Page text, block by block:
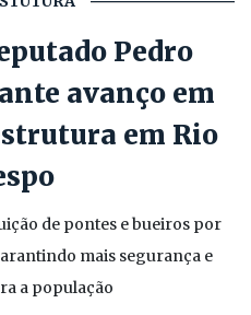
Pedro
avanço em
em Rio
de pontes e bueiros por
mais segurança e
a população